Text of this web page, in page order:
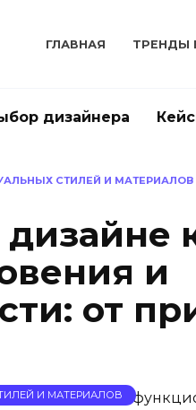
ГЛАВНАЯ ТРЕНДЫ
дизайнера
СТИЛЕЙ И МАТЕРИАЛОВ
и
от
И МАТЕРИАЛОВ